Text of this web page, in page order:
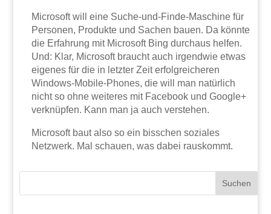
Microsoft will eine Suche-und-Finde-Maschine für
Personen, Produkte und Sachen bauen. Da könnte
die Erfahrung mit Microsoft Bing durchaus helfen.
Und: Klar, Microsoft braucht auch irgendwie etwas
eigenes für die in letzter Zeit erfolgreicheren
Windows-Mobile-Phones, die will man natürlich
nicht so ohne weiteres mit Facebook und Google+
verknüpfen. Kann man ja auch verstehen.
Microsoft baut also so ein bisschen soziales
Netzwerk. Mal schauen, was dabei rauskommt.